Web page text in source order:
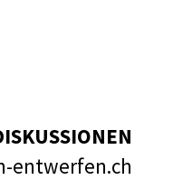
entwerfen.ch